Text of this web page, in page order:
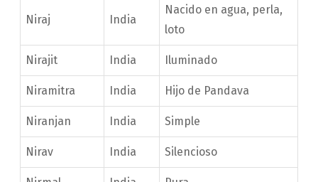
Niraj India
Nacido en agua, perla,
loto
Nirajit India Iluminado
Niramitra India Hijo de Pandava
Niranjan India Simple
Nirav India Silencioso